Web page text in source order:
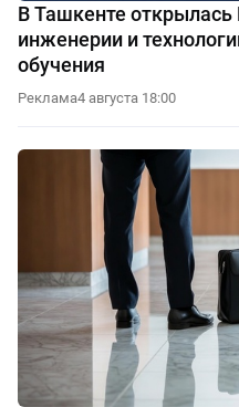
В Ташкенте
инженерии и
обучения
Реклама4 августа 18:00